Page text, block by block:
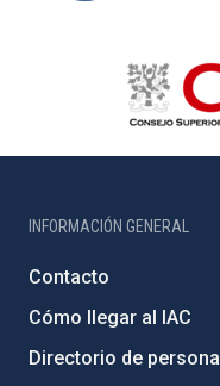
INFORMACIÓN GENERAL
Contacto
Cómo llegar al IAC
Directorio de personal